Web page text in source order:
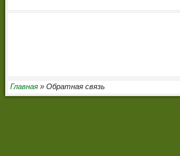
Главная » Обратная связь